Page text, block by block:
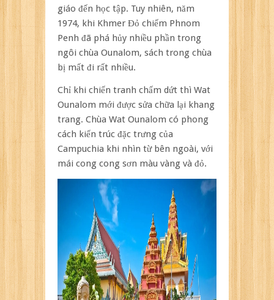
giáo đến học tập. Tuy nhiên, năm
1974, khi Khmer Đỏ chiếm Phnom
Penh đã phá hủy nhiều phần trong
ngôi chùa Ounalom, sách trong chùa
bị mất đi rất nhiều.
Chỉ khi chiến tranh chấm dứt thì Wat
Ounalom mới được sửa chữa lại khang
trang. Chùa Wat Ounalom có phong
cách kiến trúc đặc trưng của
Campuchia khi nhìn từ bên ngoài, với
mái cong cong sơn màu vàng và đỏ.